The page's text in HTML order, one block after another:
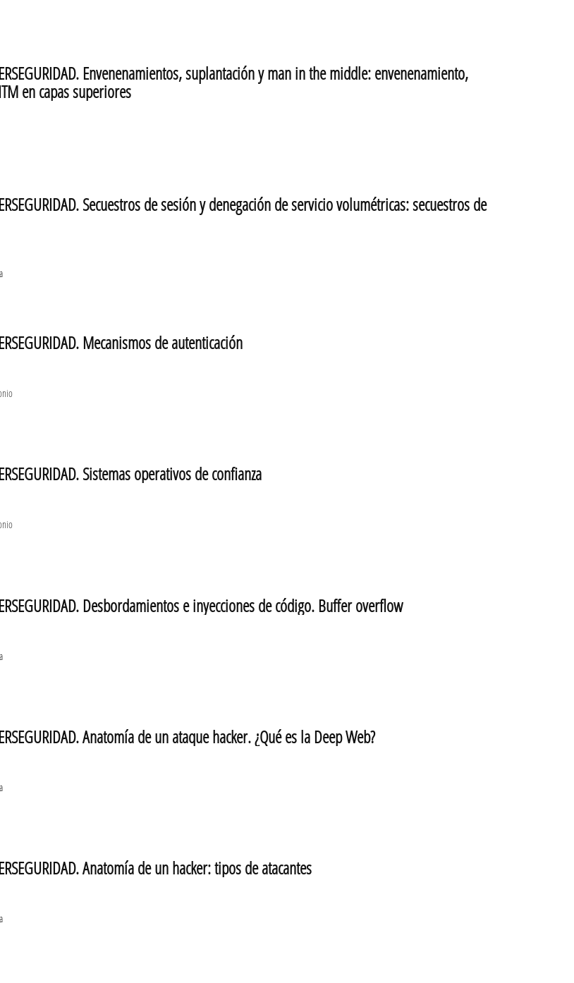
Envenenamientos, suplantación y man in the middle: envenenamiento,
en capas superiores
Secuestros de sesión y denegación de servicio volumétricas: secuestros de
Mecanismos de autenticación
Sistemas operativos de confianza
Desbordamientos e inyecciones de código. Buffer overflow
Anatomía de un ataque hacker. ¿Qué es la Deep Web?
Anatomía de un hacker: tipos de atacantes